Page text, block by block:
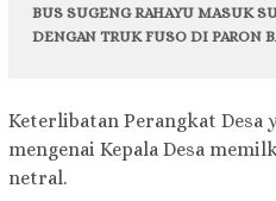
BUS SUGENG RAHAYU MASUK
DENGAN TRUK FUSO DI PARON
Keterlibatan Perangkat Desa
mengenai Kepala Desa
netral.